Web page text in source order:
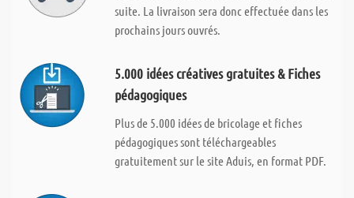
suite. La livraison sera donc effectuée dans les
prochains jours ouvrés.
5.000 idées créatives gratuites & Fiches
pédagogiques
Plus de 5.000 idées de bricolage et fiches
pédagogiques sont téléchargeables
gratuitement sur le site Aduis, en format PDF.